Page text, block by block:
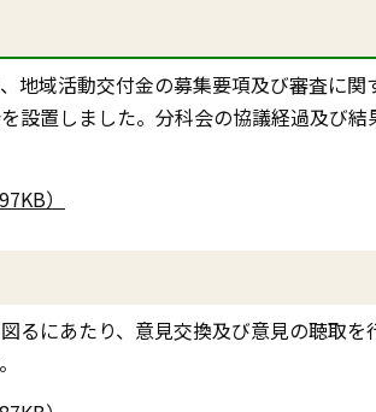
地域活動交付金の募集要項及び審査に
設置しました。分科会の協議経過及び
）
るにあたり、意見交換及び意見の聴取